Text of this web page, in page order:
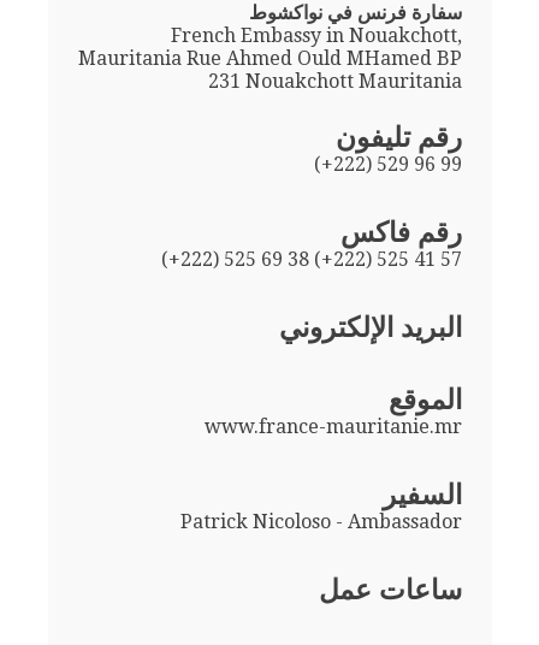
سفارة فرنس في نواكشوط
French Embassy in Nouakchott,
Mauritania Rue Ahmed Ould MHamed BP
231 Nouakchott Mauritania
رقم تليفون
(+222) 529 96 99
رقم فاكس
(+222) 525 69 38 (+222) 525 41 57
البريد الإلكتروني
الموقع
www.france-mauritanie.mr
السفير
Patrick Nicoloso - Ambassador
ساعات عمل